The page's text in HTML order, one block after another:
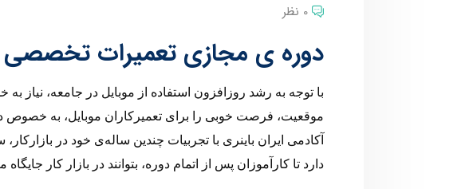
0 نظر
دوره ی مجازی تعمیرات تخصصی
با توجه به رشد روزافزون استفاده از موبایل در جامعه، نیاز
موقعیت، فرصت خوبی را برای تعمیرکاران موبایل، به خصوص
آکادمی ایران باینری با تجربیات چندین ساله‌ی خود در
دارد تا کارآموزان پس از اتمام دوره، بتوانند در بازار کار